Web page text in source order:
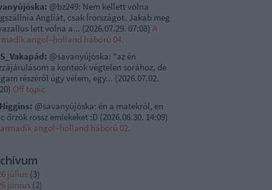
@bz249: Nem kellett volna
Angliát, csak Írországot. Jakab meg
lett volna a... (2026.07.29. 07:08) A
angol–holland háború 04.
@savanyújóska: "az én
a konteók végtelen sorához, de
részéről úgy vélem, egy... (2026.07.02.
) Off topic
@savanyújóska: én a matekról, en
őrzök rossz emlékeket :D (2026.06.30. 14:09)
angol–holland háború 02.
július (3)
június (2)